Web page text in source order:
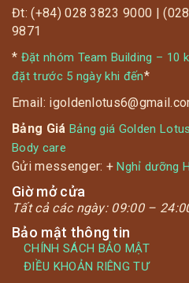
Đt: (+84) 028 3823 9000 |
9871
* Đặt nhóm Team Building – 10
đặt trước 5 ngày khi đến*
Email:
Bảng Giá Bảng giá Golden
Body care
Gửi messenger: +Nghỉ dưỡng
Giờ mở cửa
Tất cả các ngày: 09:00 –
Bảo mật thông tin
CHÍNH SÁCH BẢO MẬT
ĐIỀU KHOẢN RIÊNG TƯ